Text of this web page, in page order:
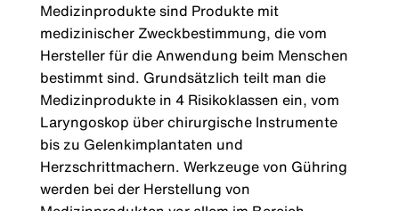
Medizinprodukte sind Produkte mit
medizinischer Zweckbestimmung, die vom
Hersteller für die Anwendung beim Menschen
bestimmt sind. Grundsätzlich teilt man die
Medizinprodukte in 4 Risikoklassen ein, vom
Laryngoskop über chirurgische Instrumente
bis zu Gelenkimplantaten und
Herzschrittmachern. Werkzeuge von Gühring
werden bei der Herstellung von